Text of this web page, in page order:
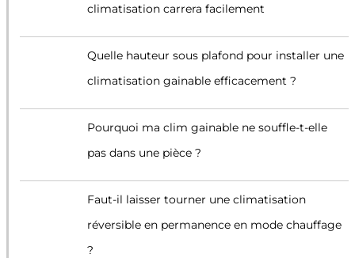
climatisation carrera facilement
Quelle hauteur sous plafond pour installer une
climatisation gainable efficacement ?
Pourquoi ma clim gainable ne souffle-t-elle
pas dans une pièce ?
Faut-il laisser tourner une climatisation
réversible en permanence en mode chauffage
?